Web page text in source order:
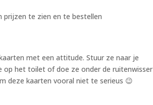
prijzen te zien en te bestellen
met een attitude. Stuur ze naar je
op het toilet of doe ze onder de ruitenwisser
deze kaarten vooral niet te serieus 😉